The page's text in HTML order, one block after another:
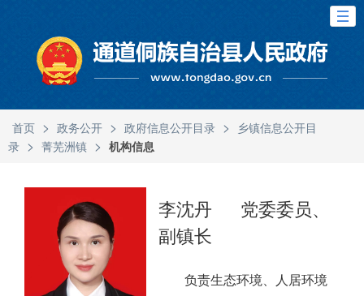
首页 > 政务公开 > 政府信息公开目录 >
乡镇信息公开目
录 > 菁芜洲镇 > 机构信息
李沈丹
党委委员、
副镇长
负责生态环境、人居环境